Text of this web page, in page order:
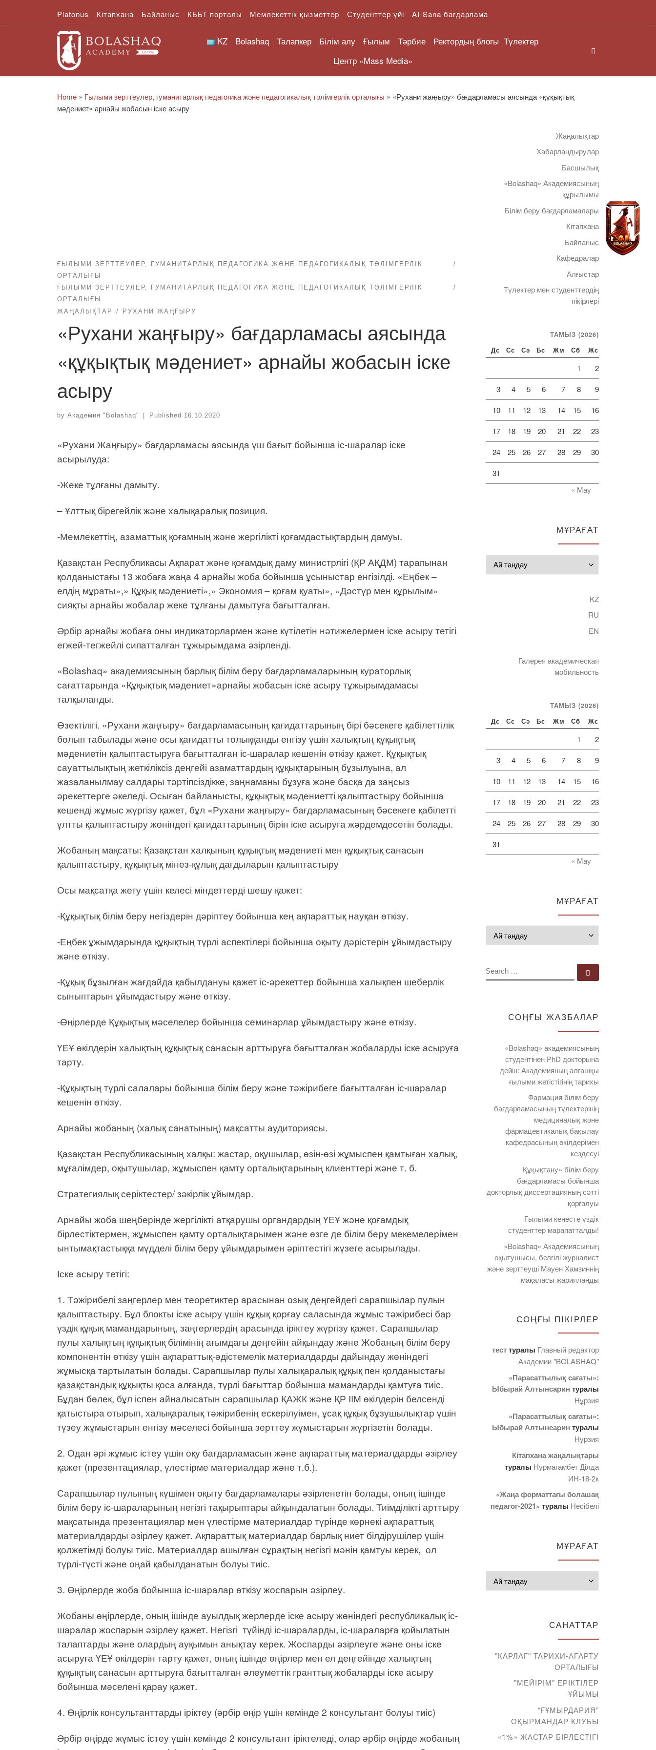
Skip to contentPlatonus Кітапхана Байланыс КББТ порталы Мемлекеттік қызметтер Студенттер үйі AI-Sana бағдарлама
KZ Bolashaq Талапкер Білім алу Ғылым Тәрбие Ректордың блогы Түлектер
Центр «Mass Media»
Home » Ғылыми зерттеулер, гуманитарлық педагогика және педагогикалық тәлімгерлік орталығы » «Рухани жаңғыру» бағдарламасы аясында «құқықтық
мәдениет» арнайы жобасын іске асыру
ҒЫЛЫМИ ЗЕРТТЕУЛЕР, ГУМАНИТАРЛЫҚ ПЕДАГОГИКА ЖӘНЕ ПЕДАГОГИКАЛЫҚ ТӘЛІМГЕРЛІК
ОРТАЛЫҒЫ
ҒЫЛЫМИ ЗЕРТТЕУЛЕР, ГУМАНИТАРЛЫҚ ПЕДАГОГИКА ЖӘНЕ ПЕДАГОГИКАЛЫҚ ТӘЛІМГЕРЛІК
ОРТАЛЫҒЫ
ЖАҢАЛЫҚТАР
РУХАНИ ЖАҢҒЫРУ
«Рухани жаңғыру» бағдарламасы аясында
«құқықтық мәдениет» арнайы жобасын іске
асыру
by Академия "Bolashaq" Published 16.10.2020
«Рухани Жаңғыру» бағдарламасы аясында үш бағыт бойынша іс-шаралар іске
асырылуда:
-Жеке тұлғаны дамыту.
– Ұлттық бірегейлік және халықаралық позиция.
-Мемлекеттің, азаматтық қоғамның және жергілікті қоғамдастықтардың дамуы.
Қазақстан Республикасы Ақпарат және қоғамдық даму министрлігі (ҚР АҚДМ) тарапынан
қолданыстағы 13 жобаға жаңа 4 арнайы жоба бойынша ұсыныстар енгізілді. «Еңбек –
елдің мұраты»,» Құқық мәдениеті»,» Экономия – қоғам қуаты», «Дәстүр мен құрылым»
сияқты арнайы жобалар жеке тұлғаны дамытуға бағытталған.
Әрбір арнайы жобаға оны индикаторлармен және күтілетін нәтижелермен іске асыру тетігі
егжей-тегжейлі сипатталған тұжырымдама әзірленді.
«Bolashaq» академиясының барлық білім беру бағдарламаларының кураторлық
сағаттарында «Құқықтық мәдениет»арнайы жобасын іске асыру тұжырымдамасы
талқыланды.
Өзектілігі. «Рухани жаңғыру» бағдарламасының қағидаттарының бірі бәсекеге қабілеттілік
болып табылады және осы қағидатты толыққанды енгізу үшін халықтың құқықтық
мәдениетін қалыптастыруға бағытталған іс-шаралар кешенін өткізу қажет. Құқықтық
сауаттылықтың жеткіліксіз деңгейі азаматтардың құқықтарының бұзылуына, ал
жазаланылмау салдары тәртіпсіздікке, заңнаманы бұзуға және басқа да заңсыз
әрекеттерге әкеледі. Осыған байланысты, құқықтық мәдениетті қалыптастыру бойынша
кешенді жұмыс жүргізу қажет, бұл «Рухани жаңғыру» бағдарламасының бәсекеге қабілетті
ұлтты қалыптастыру жөніндегі қағидаттарының бірін іске асыруға жәрдемдесетін болады.
Жобаның мақсаты: Қазақстан халқының құқықтық мәдениеті мен құқықтық санасын
қалыптастыру, құқықтық мінез-құлық дағдыларын қалыптастыру
Осы мақсатқа жету үшін келесі міндеттерді шешу қажет:
-Құқықтық білім беру негіздерін дәріптеу бойынша кең ақпараттық науқан өткізу.
-Еңбек ұжымдарында құқықтың түрлі аспектілері бойынша оқыту дәрістерін ұйымдастыру
және өткізу.
-Құқық бұзылған жағдайда қабылдануы қажет іс-әрекеттер бойынша халықпен шеберлік
сыныптарын ұйымдастыру және өткізу.
-Өңірлерде Құқықтық мәселелер бойынша семинарлар ұйымдастыру және өткізу.
ҮЕҰ өкілдерін халықтың құқықтық санасын арттыруға бағытталған жобаларды іске асыруға
тарту.
-Құқықтың түрлі салалары бойынша білім беру және тәжірибеге бағытталған іс-шаралар
кешенін өткізу.
Арнайы жобаның (халық санатының) мақсатты аудиториясы.
Қазақстан Республикасының халқы: жастар, оқушылар, өзін-өзі жұмыспен қамтыған халық,
мұғалімдер, оқытушылар, жұмыспен қамту орталықтарының клиенттері және т. б.
Стратегиялық серіктестер/ зәкірлік ұйымдар.
Арнайы жоба шеңберінде жергілікті атқарушы органдардың ҮЕҰ және қоғамдық
бірлестіктермен, жұмыспен қамту орталықтарымен және өзге де білім беру мекемелерімен
ынтымақтастыққа мүдделі білім беру ұйымдарымен әріптестігі жүзеге асырылады.
Іске асыру тетігі:
1. Тәжірибелі заңгерлер мен теоретиктер арасынан озық деңгейдегі сарапшылар пулын
қалыптастыру. Бұл блокты іске асыру үшін құқық қорғау саласында жұмыс тәжірибесі бар
үздік құқық мамандарының, заңгерлердің арасында іріктеу жүргізу қажет. Сарапшылар
пулы халықтың құқықтық білімінің ағымдағы деңгейін айқындау және Жобаның білім беру
компонентін өткізу үшін ақпараттық-әдістемелік материалдарды дайындау жөніндегі
жұмысқа тартылатын болады. Сарапшылар пулы халықаралық құқық пен қолданыстағы
қазақстандық құқықты қоса алғанда, түрлі бағыттар бойынша мамандарды қамтуға тиіс.
Бұдан бөлек, бұл іспен айналысатын сарапшылар ҚАЖК және ҚР ІІМ өкілдерін белсенді
қатыстыра отырып, халықаралық тәжірибенің ескерілуімен, ұсақ құқық бұзушылықтар үшін
түзеу жұмыстарын енгізу мәселесі бойынша зерттеу жұмыстарын жүргізетін болады.
2. Одан әрі жұмыс істеу үшін оқу бағдарламасын және ақпараттық материалдарды әзірлеу
қажет (презентациялар, үлестірме материалдар және т.б.).
Сарапшылар пулының күшімен оқыту бағдарламалары әзірленетін болады, оның ішінде
білім беру іс-шараларының негізгі тақырыптары айқындалатын болады. Тиімділікті арттыру
мақсатында презентациялар мен үлестірме материалдар түрінде көрнекі ақпараттық
материалдарды әзірлеу қажет. Ақпараттық материалдар барлық ниет білдірушілер үшін
қолжетімді болуы тиіс. Материалдар ашылған сұрақтың негізгі мәнін қамтуы керек, ол
түрлі-түсті және оңай қабылданатын болуы тиіс.
3. Өңірлерде жоба бойынша іс-шаралар өткізу жоспарын әзірлеу.
Жобаны өңірлерде, оның ішінде ауылдық жерлерде іске асыру жөніндегі республикалық іс-
шаралар жоспарын әзірлеу қажет. Негізгі түйінді іс-шараларды, іс-шараларға қойылатын
талаптарды және олардың ауқымын анықтау керек. Жоспарды әзірлеуге және оны іске
асыруға ҮЕҰ өкілдерін тарту қажет, оның ішінде өңірлер мен ел деңгейінде халықтың
құқықтық санасын арттыруға бағытталған әлеуметтік гранттық жобаларды іске асыру
бойынша мәселені қарау қажет.
4. Өңірлік консультанттарды іріктеу (әрбір өңір үшін кемінде 2 консультант болуы тиіс)
Әрбір өңірде жұмыс істеу үшін кемінде 2 консультант іріктеледі, олар әрбір өңірде жобаның
Жаңалықтар
Хабарландырулар
Басшылық
«Bolashaq» Академиясының
құрылымы
Білім беру бағдарламалары
Кітапхана
Байланыс
Кафедралар
Алғыстар
Түлектер мен студенттердің
пікірлері
ТАМЫЗ (2026)
Дс Сс Сә Бс Жм Сб Жс
1 2
3 4 5 6 7 8 9
10 11 12 13 14 15 16
17 18 19 20 21 22 23
24 25 26 27 28 29 30
31
« Мау
МҰРАҒАТ
KZ
RU
EN
Галерея академическая
мобильность
ТАМЫЗ (2026)
Дс Сс Сә Бс Жм Сб Жс
1 2
3 4 5 6 7 8 9
10 11 12 13 14 15 16
17 18 19 20 21 22 23
24 25 26 27 28 29 30
31
« Мау
МҰРАҒАТ
SEARCH
СОҢҒЫ ЖАЗБАЛАР
«Bolashaq» академиясының
студентінен PhD докторына
дейін: Академияның алғашқы
ғылыми жетістігінің тарихы
Фармация білім беру
бағдарламасының түлектерінің
медициналық және
фармацевтикалық бақылау
кафедрасының өкілдерімен
кездесуі
Құқықтану» білім беру
бағдарламасы бойынша
докторлық диссертацияның сәтті
қорғалуы
Ғылыми кеңесте үздік
студенттер марапатталды!
«Bolashaq» Академиясының
оқытушысы, белгілі журналист
және зерттеуші Мауен Хамзиннің
мақаласы жарияланды
СОҢҒЫ ПІКІРЛЕР
тесттуралы Главный редактор
Академии "BOLASHAQ"
«Парасаттылық сағаты»:
Ыбырай Алтынсарин туралы
Нұрзия
«Парасаттылық сағаты»:
Ыбырай Алтынсарин туралы
Нұрзия
Кітапхана жаңалықтары
туралы Нурмагамбет Дiлда
ИН-18-2к
«Жаңа форматтағы болашақ
педагог-2021» туралы Несібелі
МҰРАҒАТ
САНАТТАР
"КАРЛАГ" ТАРИХИ-АҒАРТУ
ОРТАЛЫҒЫ
"МЕЙІРІМ" ЕРІКТІЛЕР
ҰЙЫМЫ
“ҒҰМЫРДАРИЯ”
ОҚЫРМАНДАР КЛУБЫ
«1%» ЖАСТАР БІРЛЕСТІГІ
Telegram